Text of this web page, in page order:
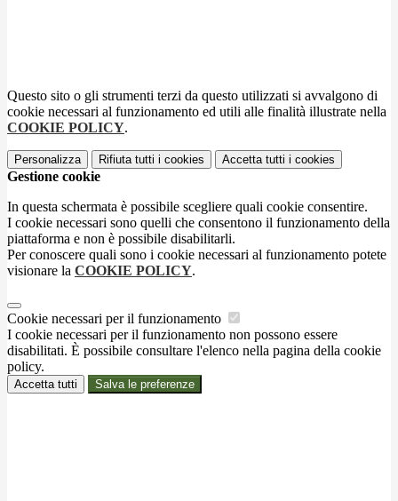
Questo sito o gli strumenti terzi da questo utilizzati si avvalgono di
cookie necessari al funzionamento ed utili alle finalità illustrate nella
COOKIE POLICY.
Personalizza Rifiuta tutti i cookies Accetta tutti i cookies
Gestione cookie
In questa schermata è possibile scegliere quali cookie consentire.
I cookie necessari sono quelli che consentono il funzionamento della
piattaforma e non è possibile disabilitarli.
Per conoscere quali sono i cookie necessari al funzionamento potete
visionare la COOKIE POLICY.
Cookie necessari per il funzionamento
I cookie necessari per il funzionamento non possono essere
disabilitati. È possibile consultare l'elenco nella pagina della cookie
policy.
Accetta tutti Salva le preferenze